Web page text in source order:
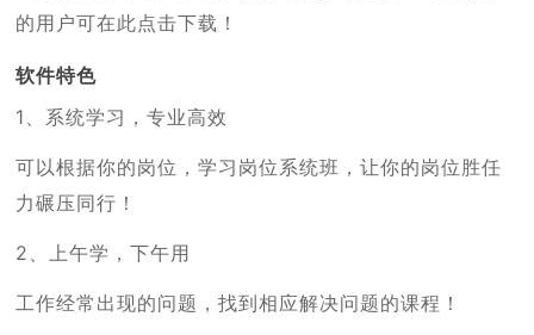
的用户可在此点击下载！
软件特色
1、系统学习，专业高效
可以根据你的岗位，学习岗位系统班，让你的岗位胜任
力碾压同行！
2、上午学，下午用
工作经常出现的问题，找到相应解决问题的课程！